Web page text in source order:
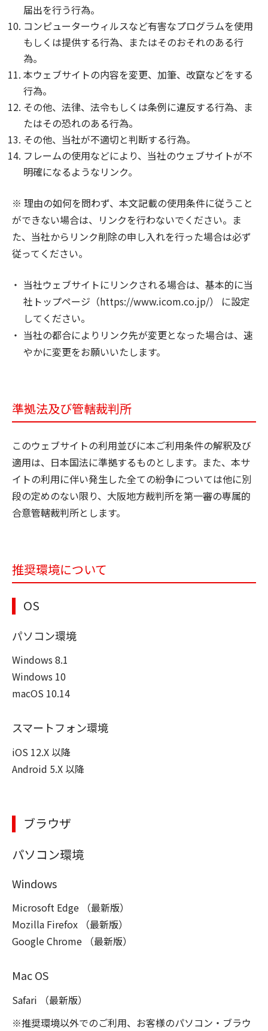
届出を行う行為。
コンピューターウィルスなど有害なプログラムを使用
もしくは提供する行為、またはそのおそれのある行
為。
本ウェブサイトの内容を変更、加筆、改竄などをする
行為。
その他、法律、法令もしくは条例に違反する行為、ま
たはその恐れのある行為。
その他、当社が不適切と判断する行為。
フレームの使用などにより、当社のウェブサイトが不
明確になるようなリンク。
※ 理由の如何を問わず、本文記載の使用条件に従うこと
ができない場合は、リンクを行わないでください。ま
た、当社からリンク削除の申し入れを行った場合は必ず
従ってください。
当社ウェブサイトにリンクされる場合は、基本的に当
社トップページ（https://www.icom.co.jp/） に設定
してください。
当社の都合によりリンク先が変更となった場合は、速
やかに変更をお願いいたします。
準拠法及び管轄裁判所
このウェブサイトの利用並びに本ご利用条件の解釈及び
適用は、日本国法に準拠するものとします。また、本サ
イトの利用に伴い発生した全ての紛争については他に別
段の定めのない限り、大阪地方裁判所を第一審の専属的
合意管轄裁判所とします。
推奨環境について
OS
パソコン環境
Windows 8.1
Windows 10
macOS 10.14
スマートフォン環境
iOS 12.X 以降
Android 5.X 以降
ブラウザ
パソコン環境
Windows
Microsoft Edge （最新版）
Mozilla Firefox （最新版）
Google Chrome （最新版）
Mac OS
Safari （最新版）
※推奨環境以外でのご利用、お客様のパソコン・ブラウ